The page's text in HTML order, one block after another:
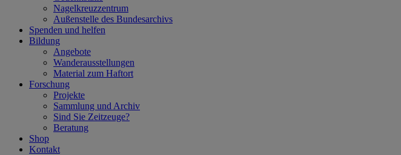
Nagelkreuzzentrum
Außenstelle des Bundesarchivs
Spenden und helfen
Bildung
Angebote
Wanderausstellungen
Material zum Haftort
Forschung
Projekte
Sammlung und Archiv
Sind Sie Zeitzeuge?
Beratung
Shop
Kontakt